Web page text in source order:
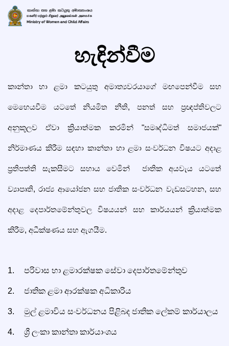
හැඳින්වීම
කාන්තා හා ළමා කටයුතු අමාත්‍යවරයාගේ මඟපෙන්වීම සහ
මෙහෙයවීම යටතේ නියමිත නීති, පනත් සහ ප්‍රඥප්තිවලට
අනුකූලව ඒවා ක්‍රියාත්මක කරමින් "සමෘද්ධිමත් සමාජයක්"
නිර්මාණය කිරීම සඳහා කාන්තා හා ළමා සංවර්ධන විෂයට අදාළ
ප්‍රතිපත්ති සැකසීමට සහාය වෙමින් ජාතික අයවැය යටතේ
ව්‍යාපෘති, රාජ්‍ය ආයෝජන සහ ජාතික සංවර්ධන වැඩසටහන, සහ
අදාළ දෙපාර්තමේන්තුවල විෂයයන් සහ කාර්යයන් ක්‍රියාත්මක
කිරීම, අධීක්ෂණය සහ ඇගයීම.
1. පරිවාස හා ළමාරක්ෂක සේවා දෙපාර්තමේන්තුව
2. ජාතික ළමා ආරක්ෂක අධිකාරිය
3. මුල් ළමාවිය සංවර්ධනය පිළිබද ජාතික ලේකම් කාර්යාලය
4. ශ්‍රී ලංකා කාන්තා කාර්යාංශය